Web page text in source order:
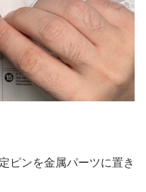
ピンを金属パーツに置き